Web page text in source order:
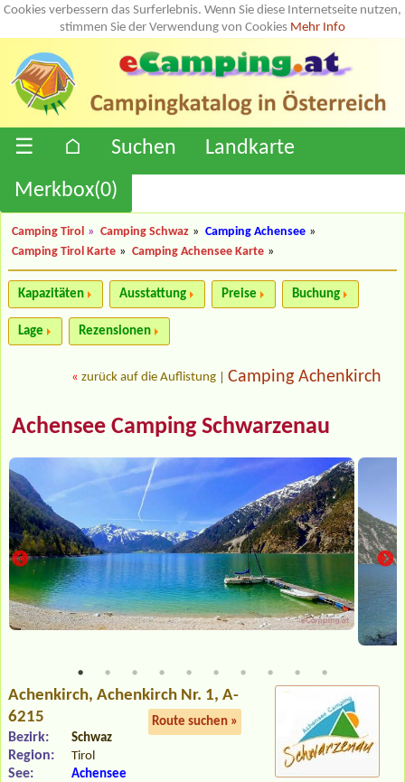
Cookies verbessern das Surferlebnis. Wenn Sie diese Internetseite nutzen,
stimmen Sie der Verwendung von Cookies Mehr Info
☰ ⌂ Suchen
Landkarte
Merkbox(0)
Camping Tirol » Camping Schwaz » Camping Achensee »
Camping Tirol Karte » Camping Achensee Karte »
Kapazitäten Ausstattung Preise Buchung
Lage Rezensionen
« zurück auf die Auflistung Camping Achenkirch
Achensee Camping Schwarzenau
Achenkirch, Achenkirch Nr. 1, A-
6215
Route suchen »
Bezirk: Schwaz
Region: Tirol
See: Achensee